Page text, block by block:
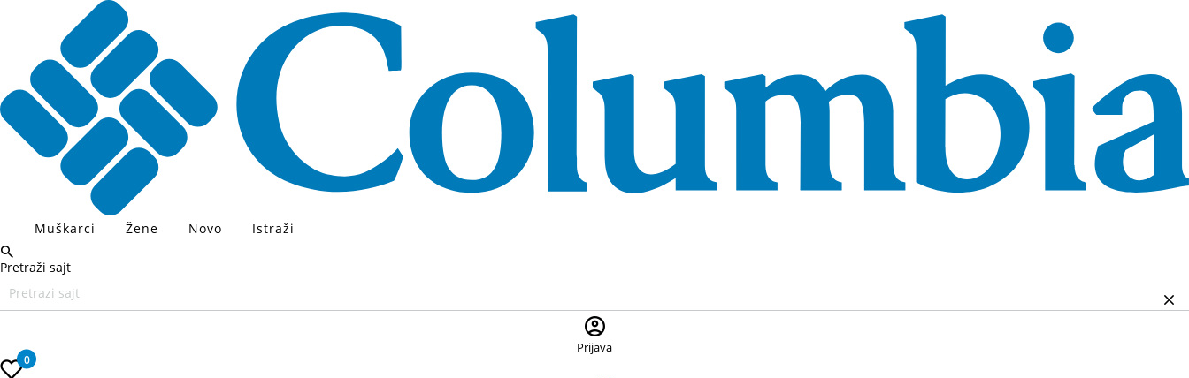
Muškarci Žene Novo Istraži
Pretraži sajt
Unesite željeni pojam za pretragu, koristite Tab za navigaciju kroz ponuđene proizvode, pritisnite Escape za zatvaranje pretrage
Prijava
0